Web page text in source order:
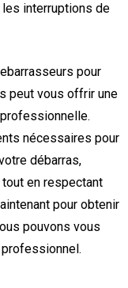
interruptions de
pour
peut vous offrir une
nécessaires pour
débarras,
en respectant
pour obtenir
pouvons vous